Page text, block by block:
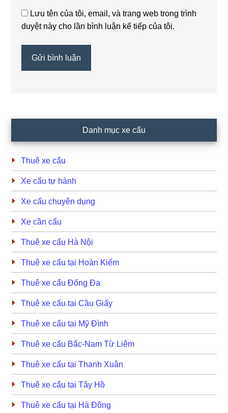
Lưu tên của tôi, email, và trang web trong trình
duyệt này cho lần bình luận kế tiếp của tôi.
Sidebar
Danh mục xe cẩu
Thuê xe cẩu
Xe cẩu tự hành
Xe cẩu chuyên dụng
Xe cần cẩu
Thuê xe cẩu Hà Nội
Thuê xe cẩu tại Hoàn Kiếm
Thuê xe cẩu Đống Đa
Thuê xe cẩu tại Cầu Giấy
Thuê xe cẩu tại Mỹ Đình
Thuê xe cẩu Bắc-Nam Từ Liêm
Thuê xe cẩu tại Thanh Xuân
Thuê xe cẩu tại Tây Hồ
Thuê xe cẩu tại Hà Đông